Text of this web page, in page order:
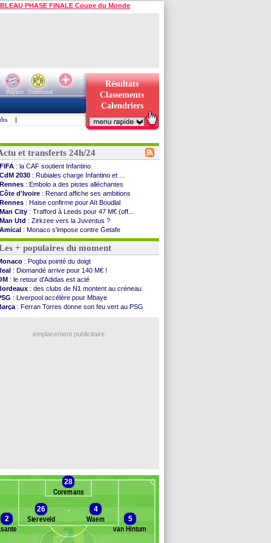
PHASE FINALE Coupe du Monde
Bayern
Dortmund
Résultats
Classements
Calendriers
|
et transferts 24h/24
FIFA : la CAF soutient Infantino
CdM 2030 : Rubiales charge Infantino et ...
Rennes : Embolo a des pistes alléchantes
Côte d'Ivoire : Renard affiche ses ambitions
Rennes : Haise confirme pour Aït Boudlal
Man City : Trafford à Leeds pour 47 M€ (off...
Man Utd : Zirkzee vers la Juventus ?
Amical : Monaco s'impose contre Getafe
Nantes: Der Zakarian et sa relation avec Kita
OM: le club prêt à libérer Kondogbia ?
Monaco: le message touchant d'Akliouche
FIFA: Tebas en remet une couche
FIFA : l'UEFA maintient la pression
PSG: Tebas encense Luis Enrique
Real: Vinicius jusqu'en 2032 (officiel)
Lyon: Mangala va rejoindre Getafe
OM: une offre refusée pour Aguerd
: Akliouche a signé (officiel)
+ populaires du moment
: Pogba pointé du doigt
: Diomandé arrive pour 140 M€ !
: le retour d'Adidas est acté
: des clubs de N1 montent au créneau
: Liverpool accélère pour Mbaye
: Ferran Torres donne son feu vert au PSG
emplacement publicitaire
28
Coremans
26
Siereveld
4
Waem
2
5
van Hintum